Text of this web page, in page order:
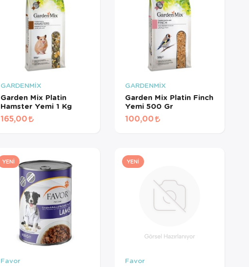
GARDENMİX
Garden Mix Platin
Hamster Yemi 1 Kg
165,00
GARDENMİX
Garden Mix Platin Finch
Yemi 500 Gr
100,00
YENI
Favor
YENI
Favor